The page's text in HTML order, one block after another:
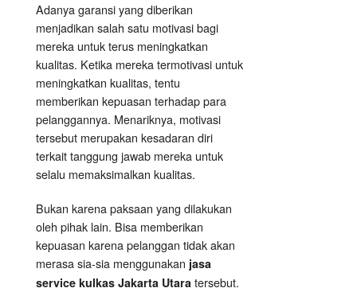
Adanya garansi yang diberikan
menjadikan salah satu motivasi bagi
mereka untuk terus meningkatkan
kualitas. Ketika mereka termotivasi untuk
meningkatkan kualitas, tentu
memberikan kepuasan terhadap para
pelanggannya. Menariknya, motivasi
tersebut merupakan kesadaran diri
terkait tanggung jawab mereka untuk
selalu memaksimalkan kualitas.
Bukan karena paksaan yang dilakukan
oleh pihak lain. Bisa memberikan
kepuasan karena pelanggan tidak akan
merasa sia-sia menggunakan jasa
service kulkas Jakarta Utara tersebut.